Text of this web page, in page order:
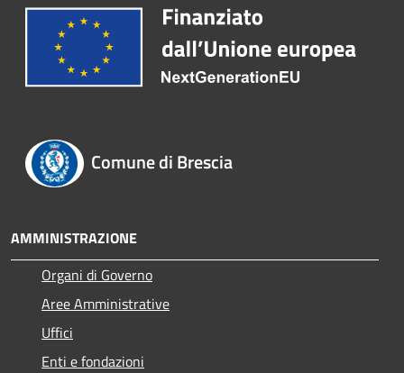
Comune di Brescia
AMMINISTRAZIONE
Organi di Governo
Aree Amministrative
Uffici
Enti e fondazioni